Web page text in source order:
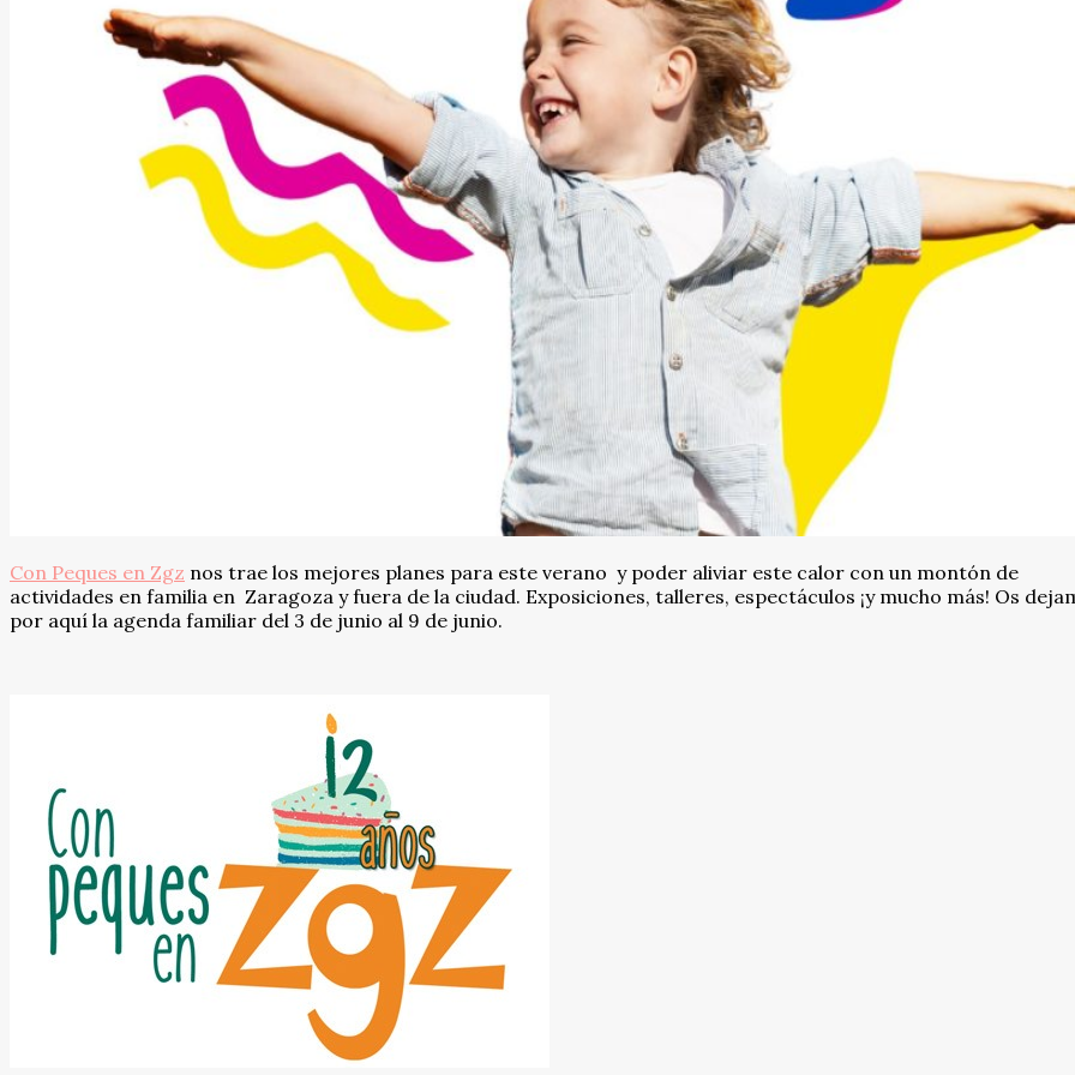
Con Peques en Zgz nos trae los mejores planes para este verano y poder aliviar este calor con un montón de
actividades en familia en Zaragoza y fuera de la ciudad. Exposiciones, talleres, espectáculos ¡y mucho más! Os
por aquí la agenda familiar del 3 de junio al 9 de junio.